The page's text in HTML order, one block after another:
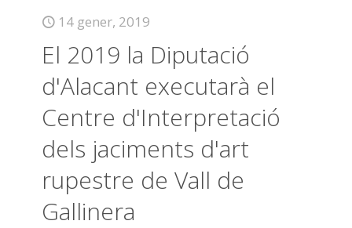
14 gener, 2019
El 2019 la Diputació
d'Alacant executarà el
Centre d'Interpretació
dels jaciments d'art
rupestre de Vall de
Gallinera